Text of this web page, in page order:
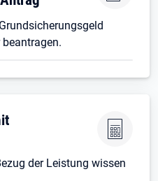
der Leistung wissen